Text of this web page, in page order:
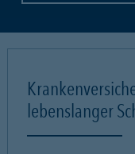
lebenslanger